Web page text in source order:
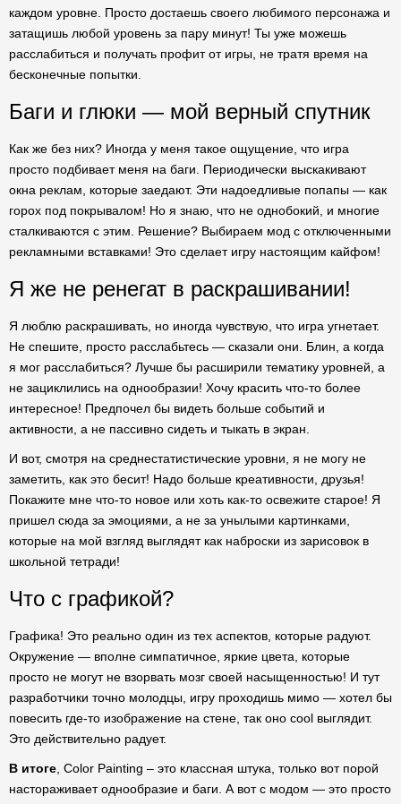
каждом уровне. Просто достаешь своего любимого персонажа и
затащишь любой уровень за пару минут! Ты уже можешь
расслабиться и получать профит от игры, не тратя время на
бесконечные попытки.
Баги и глюки — мой верный спутник
Как же без них? Иногда у меня такое ощущение, что игра
просто подбивает меня на баги. Периодически выскакивают
окна реклам, которые заедают. Эти надоедливые попапы — как
горох под покрывалом! Но я знаю, что не однобокий, и многие
сталкиваются с этим. Решение? Выбираем мод с отключенными
рекламными вставками! Это сделает игру настоящим кайфом!
Я же не ренегат в раскрашивании!
Я люблю раскрашивать, но иногда чувствую, что игра угнетает.
Не спешите, просто расслабьтесь — сказали они. Блин, а когда
я мог расслабиться? Лучше бы расширили тематику уровней, а
не зациклились на однообразии! Хочу красить что-то более
интересное! Предпочел бы видеть больше событий и
активности, а не пассивно сидеть и тыкать в экран.
И вот, смотря на среднестатистические уровни, я не могу не
заметить, как это бесит! Надо больше креативности, друзья!
Покажите мне что-то новое или хоть как-то освежите старое! Я
пришел сюда за эмоциями, а не за унылыми картинками,
которые на мой взгляд выглядят как наброски из зарисовок в
школьной тетради!
Что с графикой?
Графика! Это реально один из тех аспектов, которые радуют.
Окружение — вполне симпатичное, яркие цвета, которые
просто не могут не взорвать мозг своей насыщенностью! И тут
разработчики точно молодцы, игру проходишь мимо — хотел бы
повесить где-то изображение на стене, так оно cool выглядит.
Это действительно радует.
В итоге , Color Painting – это классная штука, только вот порой
настораживает однообразие и баги. А вот с модом — это просто